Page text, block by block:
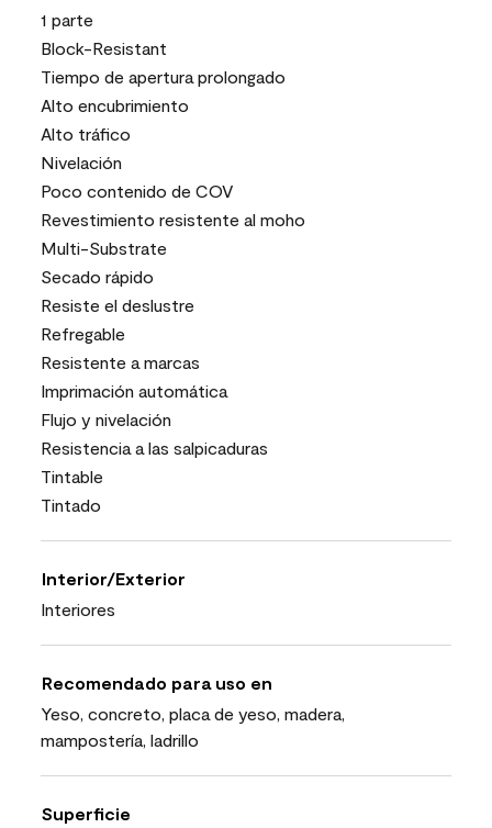
1 parte
Block-Resistant
Tiempo de apertura prolongado
Alto encubrimiento
Alto tráfico
Nivelación
Poco contenido de COV
Revestimiento resistente al moho
Multi-Substrate
Secado rápido
Resiste el deslustre
Refregable
Resistente a marcas
Imprimación automática
Flujo y nivelación
Resistencia a las salpicaduras
Tintable
Tintado
Interior/Exterior
Interiores
Recomendado para uso en
Yeso, concreto, placa de yeso, madera,
mampostería, ladrillo
Superficie